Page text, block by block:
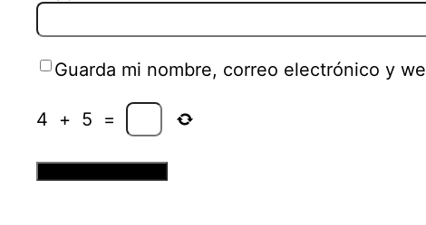
Guarda mi nombre, correo electrónico y
4 + 5 =